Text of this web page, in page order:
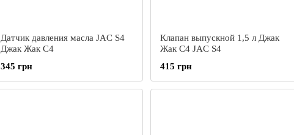
Датчик давления масла JAC S4
Джак Жак С4
345 грн
Клапан выпускной 1,5 л Джак
Жак С4 JAC S4
415 грн